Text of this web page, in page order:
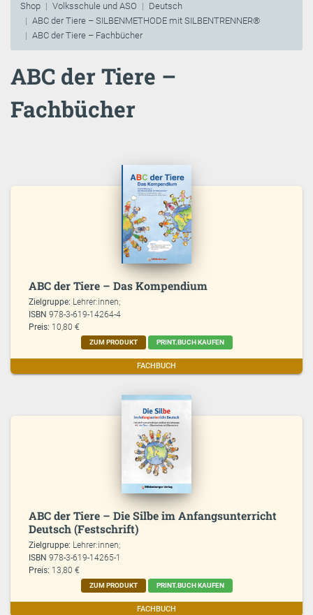
Shop Volksschule und ASO
Deutsch
ABC der Tiere – SILBENMETHODE mit SILBENTRENNER®
ABC der Tiere – Fachbücher
ABC der Tiere –
Fachbücher
ABC der Tiere – Das Kompendium
Zielgruppe: Lehrer:innen;
ISBN978-3-619-14264-4
Preis: 10,80 €
ZUM PRODUKT PRINT.BUCH KAUFEN
FACHBUCH
ABC der Tiere – Die Silbe im Anfangsunterricht
Deutsch (Festschrift)
Zielgruppe: Lehrer:innen;
ISBN978-3-619-14265-1
Preis: 13,80 €
ZUM PRODUKT PRINT.BUCH KAUFEN
FACHBUCH